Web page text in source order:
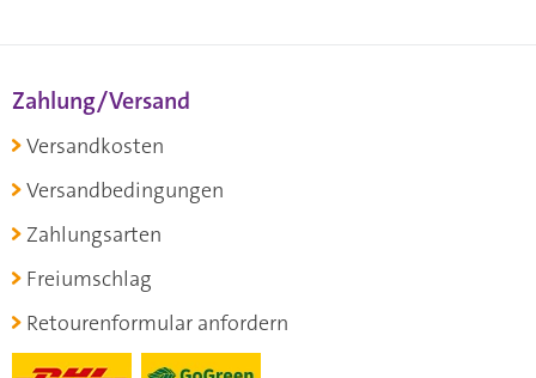
Zahlung/Versand
Versandkosten
Versandbedingungen
Zahlungsarten
Freiumschlag
Retourenformular anfordern